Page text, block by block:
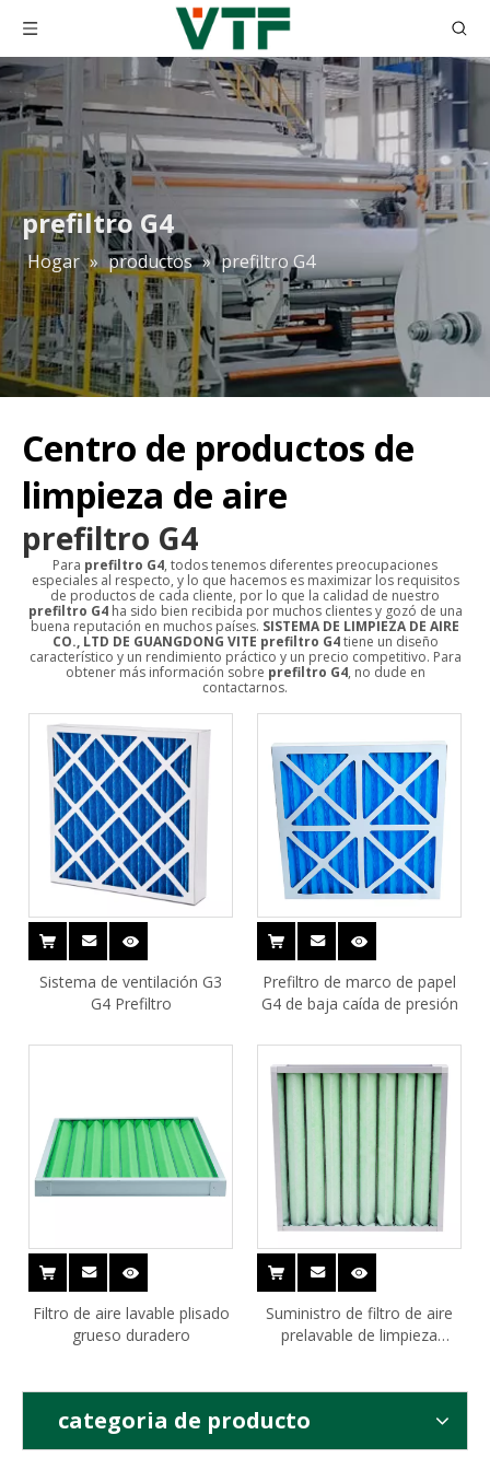
prefiltro G4
Hogar » productos » prefiltro G4
Centro de productos de
limpieza de aire
prefiltro G4
Para prefiltro G4, todos tenemos diferentes preocupaciones
especiales al respecto, y lo que hacemos es maximizar los requisitos
de productos de cada cliente, por lo que la calidad de nuestro
prefiltro G4ha sido bien recibida por muchos clientes y gozó de una
buena reputación en muchos países. SISTEMA DE LIMPIEZA DE AIRE
CO., LTD DE GUANGDONG VITE prefiltro G4tiene un diseño
característico y un rendimiento práctico y un precio competitivo. Para
obtener más información sobre prefiltro G4, no dude en
contactarnos.
Sistema de ventilación G3
G4 Prefiltro
Prefiltro de marco de papel
G4 de baja caída de presión
Filtro de aire lavable plisado
grueso duradero
Suministro de filtro de aire
prelavable de limpieza
categoria de producto